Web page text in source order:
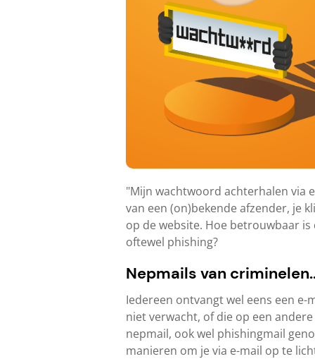
"Mijn wachtwoord achterhalen via
van een (on)bekende afzender, je
op de website. Hoe betrouwbaar
oftewel phishing?
Nepmails van
Iedereen ontvangt wel eens een
niet verwacht, of die op een
nepmail, ook wel phishingmail
manieren om je via e-mail op te